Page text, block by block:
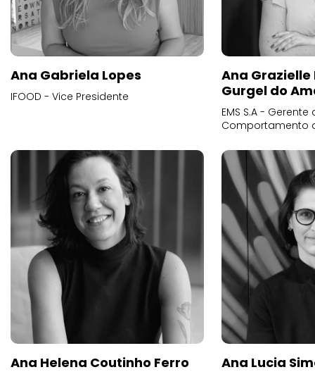
Ana Gabriela Lopes
IFOOD - Vice Presidente
Ana
Gurgel do
EMS S.A -
Comportamento
Ana Helena Coutinho Ferro Ana Lucia